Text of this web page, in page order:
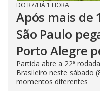
DO R7/HÁ 1 HORA
Após mais de
São Paulo
Porto Alegre
Partida abre a 22ª
Brasileiro neste sábado
momentos diferentes